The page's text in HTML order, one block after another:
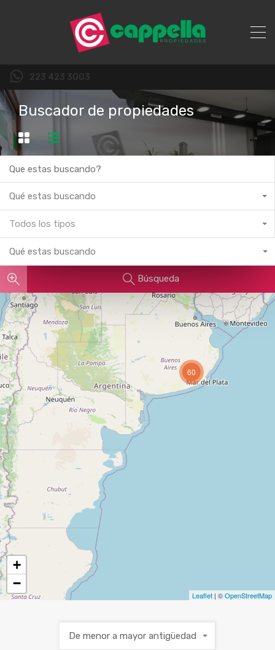
223 423 3003
Buscador de propiedades
Qué estas buscando
Todos los tipos
Qué estas buscando
Búsqueda
60
+
−
Leaflet | ©OpenStreetMap
De menor a mayor antigüedad